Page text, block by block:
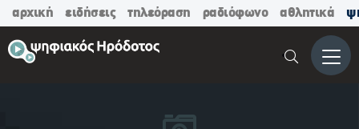
αρχική ειδήσεις τηλεόραση ραδιόφωνο αθλητικά
Μενού